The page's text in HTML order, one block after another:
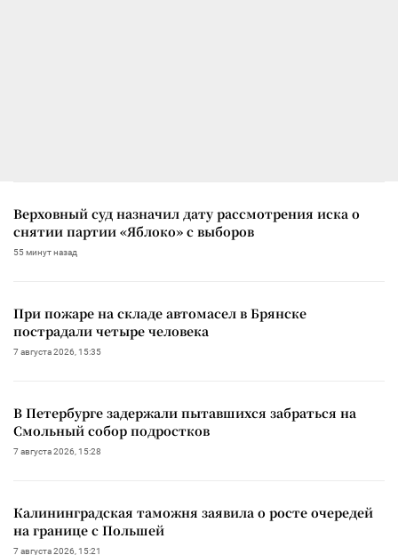
Верховный суд назначил дату рассмотрения иска о
снятии партии «Яблоко» с выборов
55 минут назад
При пожаре на складе автомасел в Брянске
пострадали четыре человека
7 августа 2026, 15:35
В Петербурге задержали пытавшихся забраться на
Смольный собор подростков
7 августа 2026, 15:28
Калининградская таможня заявила о росте очередей
на границе с Польшей
7 августа 2026, 15:21